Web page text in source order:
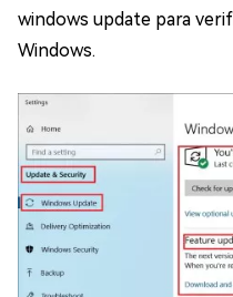
windows update para
Windows.